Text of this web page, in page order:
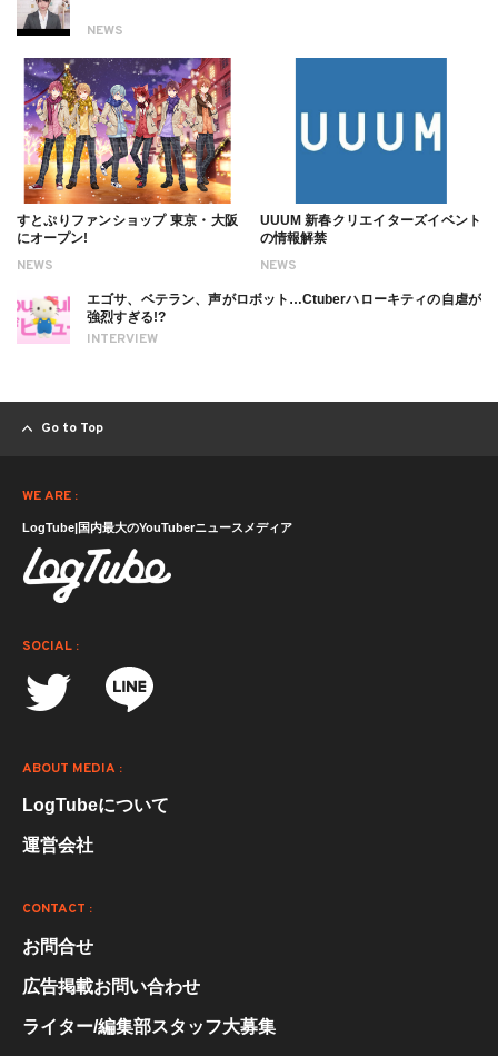
NEWS
NEWS
すとぷりファンショップ 東京・大阪
にオープン!
NEWS
UUUM 新春クリエイターズイベント
の情報解禁
INTERVIEW
エゴサ、ベテラン、声がロボット…Ctuberハローキティの自虐が
強烈すぎる!?
Go to Top
WE ARE :
LogTube|国内最大のYouTuberニュースメディア
SOCIAL :
ABOUT MEDIA :
LogTubeについて
運営会社
CONTACT :
お問合せ
広告掲載お問い合わせ
ライター/編集部スタッフ大募集